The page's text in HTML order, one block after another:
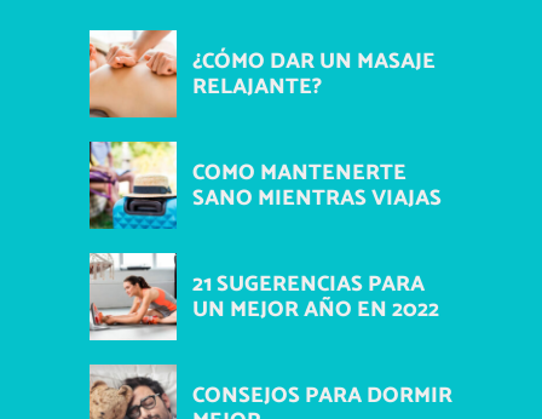
¿CÓMO DAR UN MASAJE
RELAJANTE?
COMO MANTENERTE
SANO MIENTRAS VIAJAS
21 SUGERENCIAS PARA
UN MEJOR AÑO EN 2022
CONSEJOS PARA DORMIR